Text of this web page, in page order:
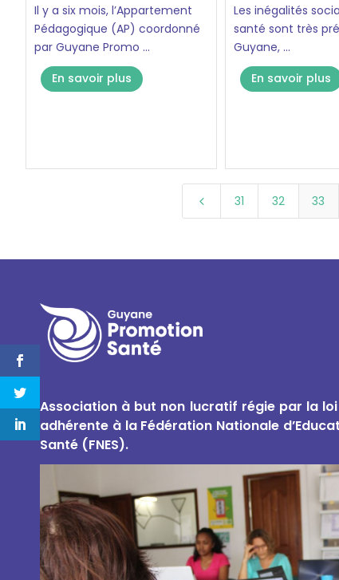
Il y a six mois, l’Appartement
Pédagogique (AP) coordonné
par Guyane Promo ...
En savoir plus
Les inégalités
santé sont très
Guyane, ...
En savoir plus
4 31 32 33
Association à but non lucratif régie par la loi
adhérente à la Fédération Nationale
Santé (FNES).